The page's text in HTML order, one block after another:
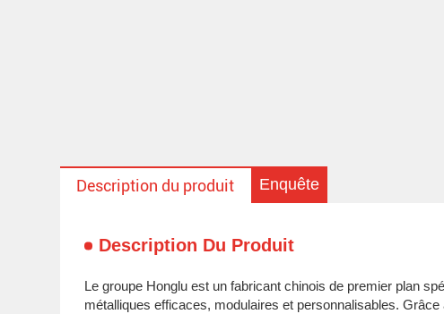
Description du produit Enquête
Description Du Produit
Le groupe Honglu est un fabricant chinois de premier plan
métalliques efficaces, modulaires et personnalisables.